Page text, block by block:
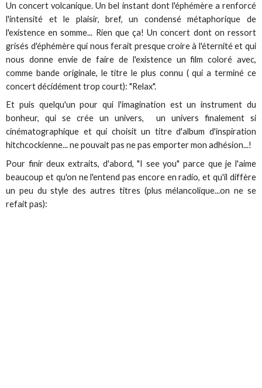
Un concert volcanique. Un bel instant dont l'éphémère a renforcé
l'intensité et le plaisir, bref, un condensé métaphorique de
l'existence en somme... Rien que ça! Un concert dont on ressort
grisés d'éphémère qui nous ferait presque croire à l'éternité et qui
nous donne envie de faire de l'existence un film coloré avec,
comme bande originale, le titre le plus connu ( qui a terminé ce
concert décidément trop court): "Relax".
Et puis quelqu'un pour qui l'imagination est un instrument du
bonheur, qui se crée un univers, un univers finalement si
cinématographique et qui choisit un titre d'album d'inspiration
hitchcockienne... ne pouvait pas ne pas emporter mon adhésion...!
Pour finir deux extraits, d'abord, "I see you" parce que je l'aime
beaucoup et qu'on ne l'entend pas encore en radio, et qu'il diffère
un peu du style des autres titres (plus mélancolique...on ne se
refait pas):